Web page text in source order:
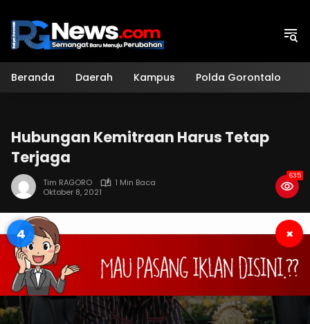
konten
Beranda Daerah Kampus Polda Gorontalo
Hubungan Kemitraan Harus Tetap
Terjaga
Tim RAGORO
1 Min Baca
Oktober 8, 2021
635
3 ×